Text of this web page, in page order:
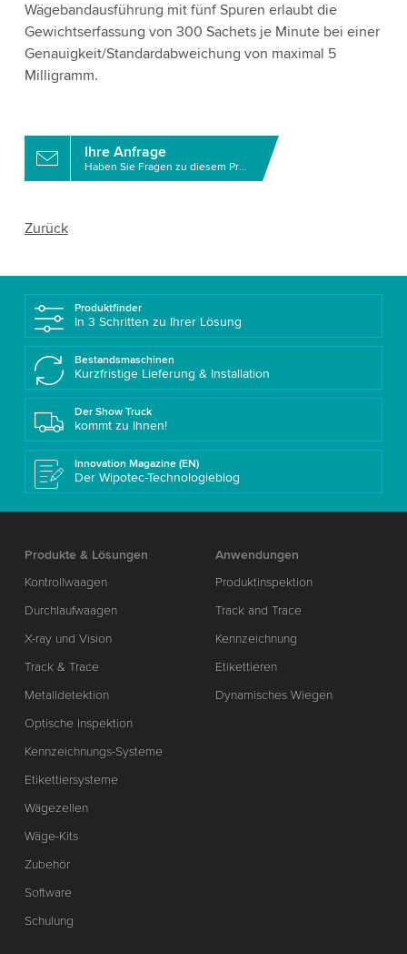
Wägebandausführung mit fünf Spuren erlaubt die
Gewichtserfassung von 300 Sachets je Minute bei einer
Genauigkeit/Standardabweichung von maximal 5
Milligramm.
Ihre Anfrage
Haben Sie Fragen zu diesem Produkt?
Zurück
Produktfinder
In 3 Schritten zu Ihrer Lösung
Bestandsmaschinen
Kurzfristige Lieferung & Installation
Der Show Truck
kommt zu Ihnen!
Innovation Magazine (EN)
Der Wipotec-Technologieblog
Produkte & Lösungen
Kontrollwaagen
Durchlaufwaagen
X-ray und Vision
Track & Trace
Metalldetektion
Optische Inspektion
Kennzeichnungs-Systeme
Etikettiersysteme
Wägezellen
Wäge-Kits
Zubehör
Software
Schulung
Anwendungen
Produktinspektion
Track and Trace
Kennzeichnung
Etikettieren
Dynamisches Wiegen